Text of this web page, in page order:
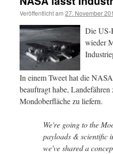
Veröffentlicht am 27. November
Die US-
wieder
In einem Tweet hat die
beauftragt habe,
Mondoberfläche zu liefern.
We're going to the
payloads & scientific
we've shared a